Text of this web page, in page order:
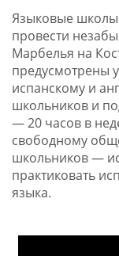
Языковые школы
провести
Марбелья на
предусмотрены
испанскому и
школьников и
— 20 часов в
свободному
школьников —
практиковать
языка.